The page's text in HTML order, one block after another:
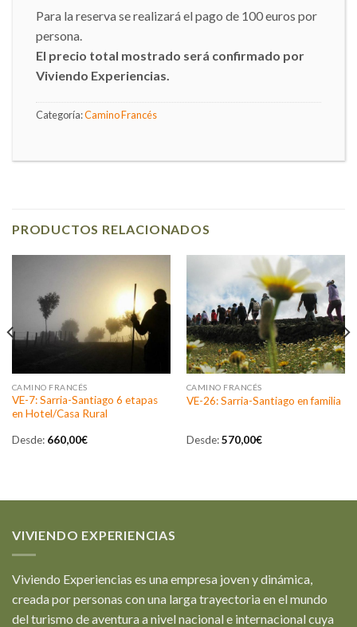
Para la reserva se realizará el pago de 100 euros por
persona.
El precio total mostrado será confirmado por
Viviendo Experiencias.
Categoría:Camino Francés
PRODUCTOS RELACIONADOS
CAMINO FRANCÉS
VE-7: Sarria-Santiago 6 etapas
en Hotel/Casa Rural
Desde: 660,00€
CAMINO FRANCÉS
VE-26: Sarria-Santiago en familia
Desde:570,00€
VIVIENDO EXPERIENCIAS
Viviendo Experiencias es una empresa joven y dinámica,
creada por personas con una larga trayectoria en el mundo
del turismo de aventura a nivel nacional e internacional cuya